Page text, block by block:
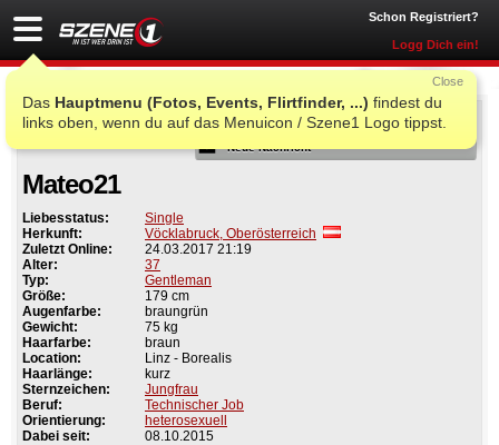
Schon Registriert?
Logg Dich ein!
Das Hauptmenu (Fotos, Events, Flirtfinder, ...) findest du
links oben, wenn du auf das Menuicon / Szene1 Logo tippst.
Close
Als Freund
Neue Nachricht
Mateo21
Liebesstatus:
Single
Herkunft:
Vöcklabruck, Oberösterreich
Zuletzt Online:
24.03.2017 21:19
Alter:
37
Typ:
Gentleman
Größe:
179 cm
Augenfarbe:
braungrün
Gewicht:
75 kg
Haarfarbe:
braun
Location:
Linz - Borealis
Haarlänge:
kurz
Sternzeichen:
Jungfrau
Beruf:
Technischer Job
Orientierung:
heterosexuell
Dabei seit:
08.10.2015